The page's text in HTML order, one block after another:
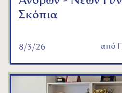
Σκόπια
8/3/26 από